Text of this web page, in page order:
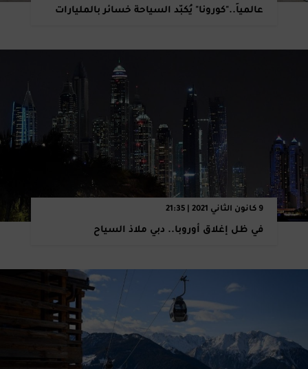
عالمياً.."كورونا" يُكبّد السياحة خسائر بالمليارات
9 كانون الثاني 2021 | 21:35
في ظل إغلاق أوروبا.. دبي ملاذ السياح ‏